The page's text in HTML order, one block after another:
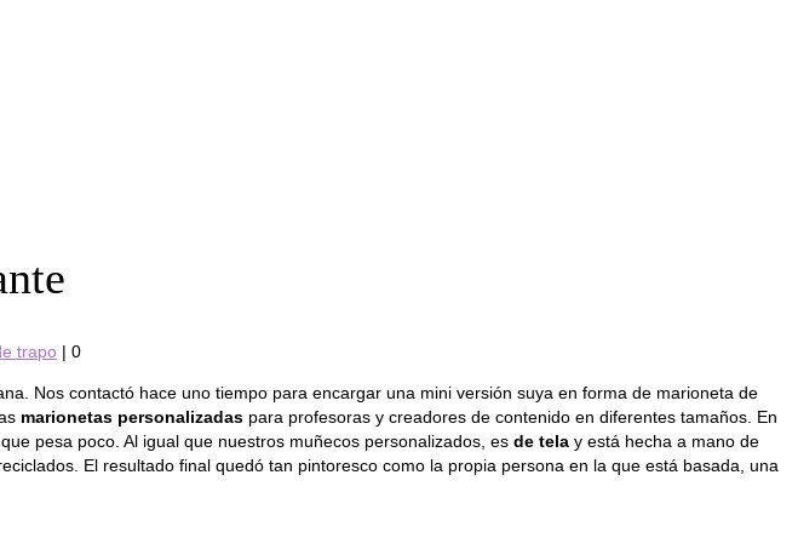
trapo | 0
Nos contactó hace uno tiempo para encargar una mini versión suya en forma de marioneta de
marionetas personalizadas para profesoras y creadores de contenido en diferentes tamaños. En
pesa poco. Al igual que nuestros muñecos personalizados, es de tela y está hecha a mano de
El resultado final quedó tan pintoresco como la propia persona en la que está basada, una